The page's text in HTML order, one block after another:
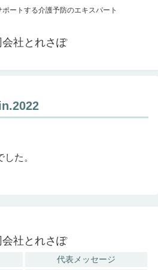
ートする介護予防のエキスパート
会社とれさぽ
た。
会社とれさぽ
代表メッセージ